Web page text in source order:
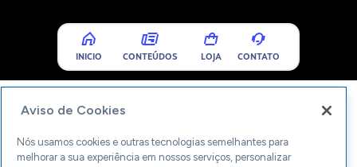
INICIO CONTEÚDOS LOJA CONTATO
Aviso de Cookies
Nós usamos cookies e outras tecnologias semelhantes para
melhorar a sua experiência em nossos serviços, personalizar